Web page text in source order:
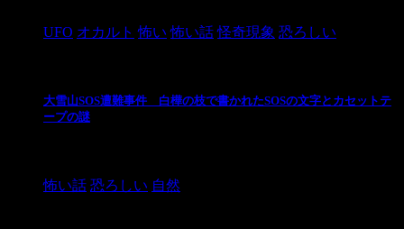
UFO オカルト 怖い 怖い話 怪奇現象 恐ろしい
大雪山SOS遭難事件 白樺の枝で書かれたSOSの文字とカセットテ
ープの謎
怖い話 恐ろしい 自然